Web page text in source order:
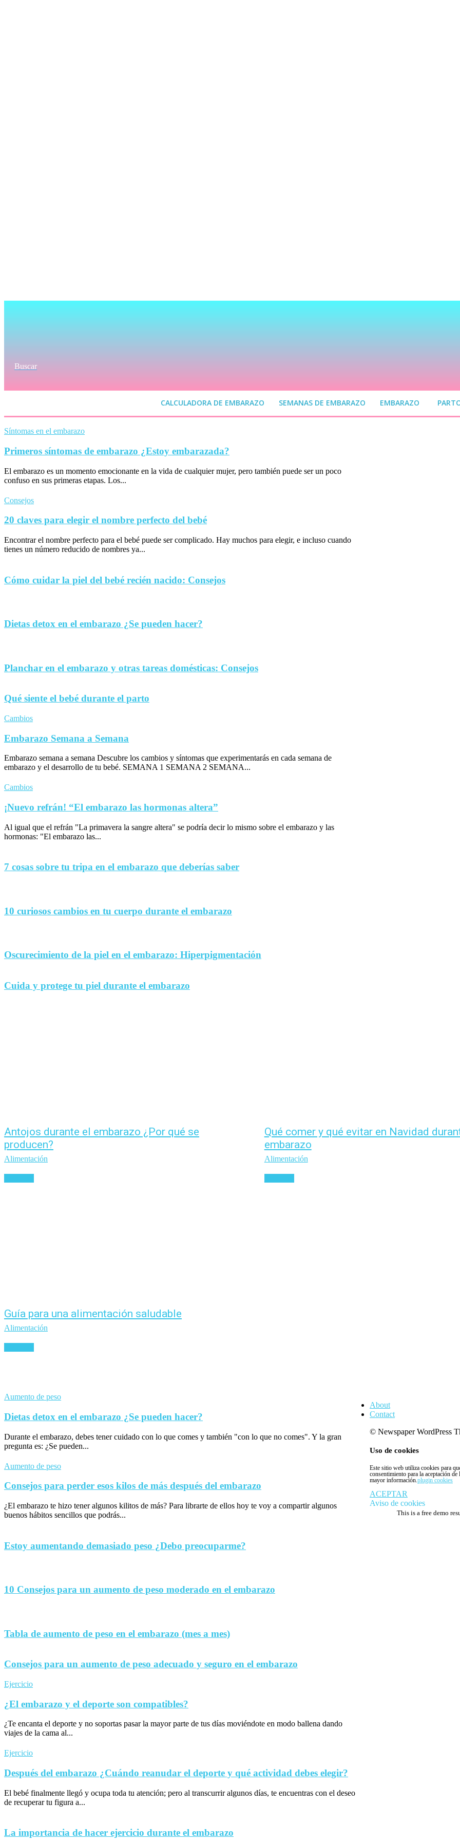
Buscar
CALCULADORA DE EMBARAZO SEMANAS DE EMBARAZO EMBARAZO
Síntomas en el embarazo
Primeros síntomas de embarazo ¿Estoy embarazada?
El embarazo es un momento emocionante en la vida de cualquier mujer, pero también puede ser un poco
confuso en sus primeras etapas. Los...
Consejos
20 claves para elegir el nombre perfecto del bebé
Encontrar el nombre perfecto para el bebé puede ser complicado. Hay muchos para elegir, e incluso cuando
tienes un número reducido de nombres ya...
Cómo cuidar la piel del bebé recién nacido: Consejos
Dietas detox en el embarazo ¿Se pueden hacer?
Planchar en el embarazo y otras tareas domésticas: Consejos
Qué siente el bebé durante el parto
Cambios
Embarazo Semana a Semana
Embarazo semana a semana Descubre los cambios y síntomas que experimentarás en cada semana de
embarazo y el desarrollo de tu bebé. SEMANA 1 SEMANA 2 SEMANA...
Cambios
¡Nuevo refrán! “El embarazo las hormonas altera”
Al igual que el refrán "La primavera la sangre altera" se podría decir lo mismo sobre el embarazo y las
hormonas: "El embarazo las...
7 cosas sobre tu tripa en el embarazo que deberías saber
10 curiosos cambios en tu cuerpo durante el embarazo
Oscurecimiento de la piel en el embarazo: Hiperpigmentación
Cuida y protege tu piel durante el embarazo
Antojos durante el embarazo ¿Por qué se
producen?
Alimentación
Qué comer y qué evitar en Navidad
embarazo
Alimentación
Guía para una alimentación saludable
Alimentación
Aumento de peso
Dietas detox en el embarazo ¿Se pueden hacer?
Durante el embarazo, debes tener cuidado con lo que comes y también "con lo que no comes". Y la gran
pregunta es: ¿Se pueden...
Aumento de peso
Consejos para perder esos kilos de más después del embarazo
¿El embarazo te hizo tener algunos kilitos de más? Para librarte de ellos hoy te voy a compartir algunos
buenos hábitos sencillos que podrás...
Estoy aumentando demasiado peso ¿Debo preocuparme?
10 Consejos para un aumento de peso moderado en el embarazo
Tabla de aumento de peso en el embarazo (mes a mes)
Consejos para un aumento de peso adecuado y seguro en el embarazo
Ejercicio
¿El embarazo y el deporte son compatibles?
¿Te encanta el deporte y no soportas pasar la mayor parte de tus días moviéndote en modo ballena dando
viajes de la cama al...
Ejercicio
Después del embarazo ¿Cuándo reanudar el deporte y qué actividad debes elegir?
El bebé finalmente llegó y ocupa toda tu atención; pero al transcurrir algunos días, te encuentras con el deseo
de recuperar tu figura a...
La importancia de hacer ejercicio durante el embarazo
About
Contact
© Newspaper WordPress
Uso de cookies
Este sitio web utiliza cookies para
consentimiento para la aceptación
mayor información.plugin cookies
ACEPTAR
Aviso de cookies
This is a free demo